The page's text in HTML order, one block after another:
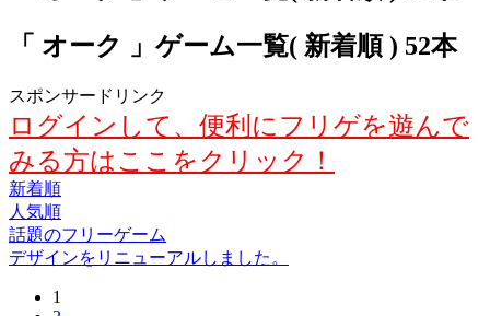
「 オーク 」ゲーム一覧( 新着順 ) 52本
スポンサードリンク
ログインして、便利にフリゲを遊んで
みる方はここをクリック！
新着順
人気順
話題のフリーゲーム
デザインをリニューアルしました。
1